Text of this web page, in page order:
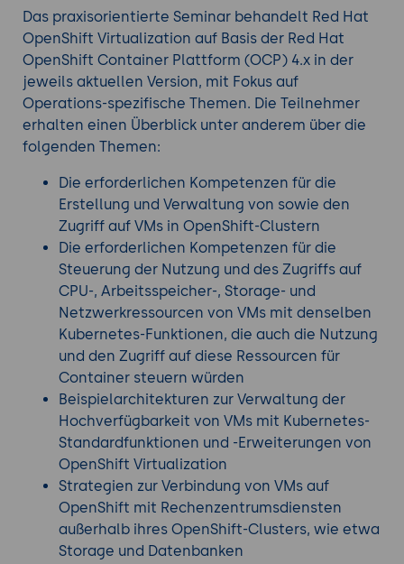
weitere Vorteile erzielt werden, ohne dass
virtualisierte Workloads als Container-native
Workloads neu erstellt werden müssen.
Die erlernten Kompetenzen können mit den
meisten Versionen von OpenShift angewendet
werden, einschließlich Red Hat OpenShift on AWS
(ROSA), Azure Red Hat OpenShift (ARO) und
Werfen Sie einen Blick auf alleOpenShift
Schulungen
Das praxisorientierte Seminar behandelt Red Hat
OpenShift Virtualization auf Basis der Red Hat
OpenShift Container Plattform (OCP) 4.x in der
jeweils aktuellen Version, mit Fokus auf
Operations-spezifische Themen. Die Teilnehmer
erhalten einen Überblick unter anderem über die
folgenden Themen:
Die erforderlichen Kompetenzen für die
Erstellung und Verwaltung von sowie den
Zugriff auf VMs in OpenShift-Clustern
Die erforderlichen Kompetenzen für die
Steuerung der Nutzung und des Zugriffs auf
CPU-, Arbeitsspeicher-, Storage- und
Netzwerkressourcen von VMs mit denselben
Kubernetes-Funktionen, die auch die Nutzung
und den Zugriff auf diese Ressourcen für
Container steuern würden
Beispielarchitekturen zur Verwaltung der
Hochverfügbarkeit von VMs mit Kubernetes-
Standardfunktionen und -Erweiterungen von
OpenShift Virtualization
Strategien zur Verbindung von VMs auf
OpenShift mit Rechenzentrumsdiensten
außerhalb ihres OpenShift-Clusters, wie etwa
Storage und Datenbanken